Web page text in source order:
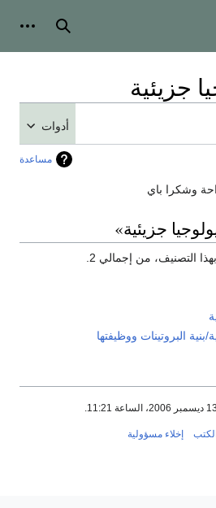
بحث
جزيئية
أدوات
مساعدة
وشكرا باي
جزيئية»
التصنيف، من إجمالي 2.
بنية البروتينات ووظيفتها
إخلاء مسؤولية